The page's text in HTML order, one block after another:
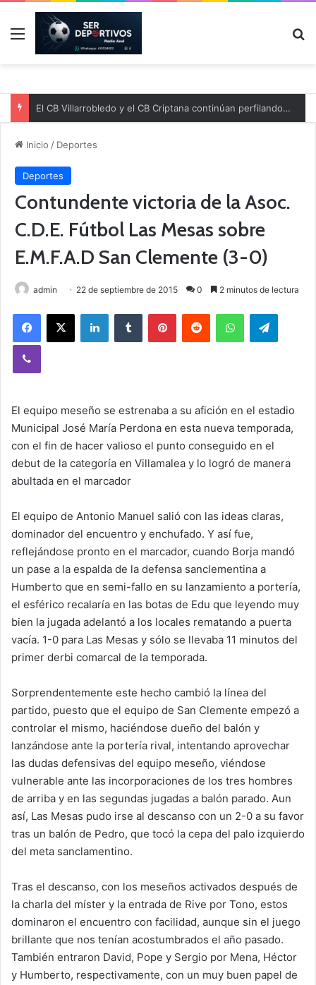
Menú
El CB Villarrobledo y el CB Criptana continúan perfilando sus plantillas
Inicio / Deportes
Deportes
Contundente victoria de la Asoc.
C.D.E. Fútbol Las Mesas sobre
E.M.F.A.D San Clemente (3-0)
admin 22 de septiembre de 2015 0 2 minutos de lectura
El equipo meseño se estrenaba a su afición en el estadio
Municipal José María Perdona en esta nueva temporada,
con el fin de hacer valioso el punto conseguido en el
debut de la categoría en Villamalea y lo logró de manera
abultada en el marcador
El equipo de Antonio Manuel salió con las ideas claras,
dominador del encuentro y enchufado. Y así fue,
reflejándose pronto en el marcador, cuando Borja mandó
un pase a la espalda de la defensa sanclementina a
Humberto que en semi-fallo en su lanzamiento a portería,
el esférico recalaría en las botas de Edu que leyendo muy
bien la jugada adelantó a los locales rematando a puerta
vacía. 1-0 para Las Mesas y sólo se llevaba 11 minutos del
primer derbi comarcal de la temporada.
Sorprendentemente este hecho cambió la línea del
partido, puesto que el equipo de San Clemente empezó a
controlar el mismo, haciéndose dueño del balón y
lanzándose ante la portería rival, intentando aprovechar
las dudas defensivas del equipo meseño, viéndose
vulnerable ante las incorporaciones de los tres hombres
de arriba y en las segundas jugadas a balón parado. Aun
así, Las Mesas pudo irse al descanso con un 2-0 a su favor
tras un balón de Pedro, que tocó la cepa del palo izquierdo
del meta sanclamentino.
Tras el descanso, con los meseños activados después de
la charla del míster y la entrada de Rive por Tono, estos
dominaron el encuentro con facilidad, aunque sin el juego
brillante que nos tenían acostumbrados el año pasado.
También entraron David, Pope y Sergio por Mena, Héctor
y Humberto, respectivamente, con un muy buen papel de